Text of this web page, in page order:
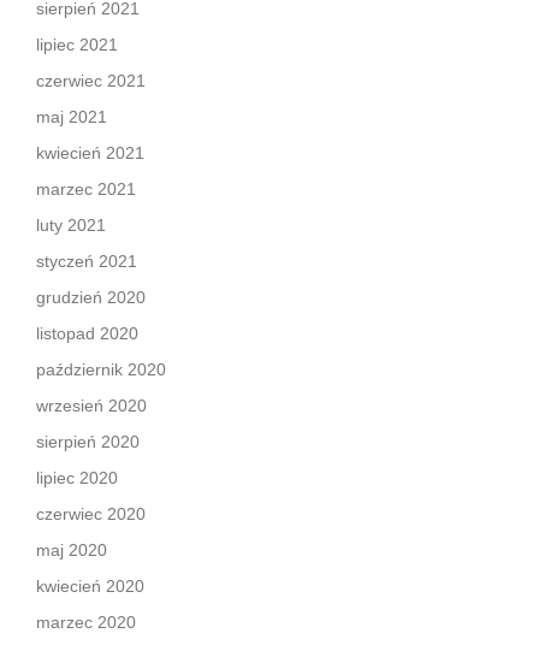
sierpień 2021
lipiec 2021
czerwiec 2021
maj 2021
kwiecień 2021
marzec 2021
luty 2021
styczeń 2021
grudzień 2020
listopad 2020
październik 2020
wrzesień 2020
sierpień 2020
lipiec 2020
czerwiec 2020
maj 2020
kwiecień 2020
marzec 2020